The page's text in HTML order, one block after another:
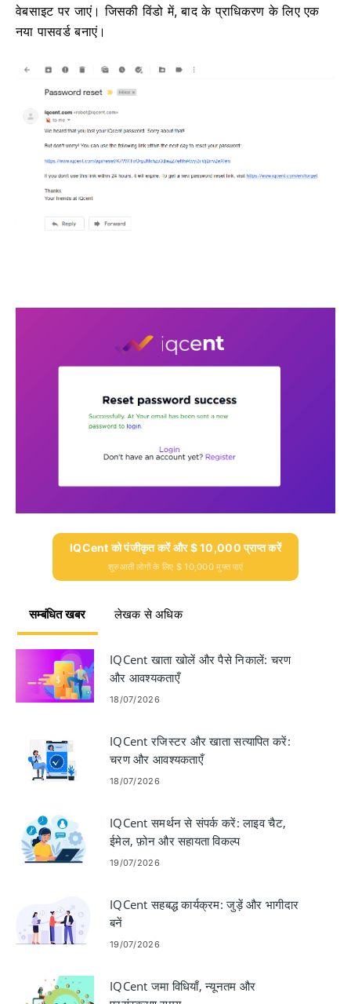
वेबसाइट पर जाएं।जिसकी विंडो में, बाद के प्राधिकरण के लिए एक
नया पासवर्ड बनाएं।
IQCent को पंजीकृत करें और $ 10,000 प्राप्त करें
शुरुआती लोगों के लिए $ 10,000 मुफ्त पाएं
सम्बंधित खबर लेखक से अधिक
IQCent खाता खोलें और पैसे निकालें: चरण
और आवश्यकताएँ
18/07/2026
IQCent रजिस्टर और खाता सत्यापित करें:
चरण और आवश्यकताएँ
18/07/2026
IQCent समर्थन से संपर्क करें: लाइव चैट,
ईमेल, फ़ोन और सहायता विकल्प
19/07/2026
IQCent सहबद्ध कार्यक्रम: जुड़ें और भागीदार
बनें
19/07/2026
IQCent जमा विधियाँ, न्यूनतम और